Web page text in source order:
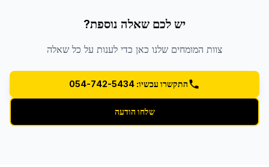
יש לכם שאלה נוספת?
צוות המומחים שלנו כאן כדי לענות על כל שאלה
התקשרו עכשיו: 054-742-5434
שלחו הודעה